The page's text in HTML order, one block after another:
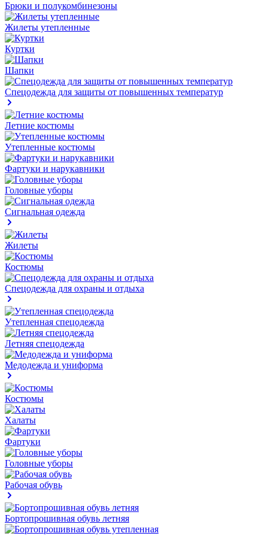
Брюки и полукомбинезоны
Жилеты утепленные
Куртки
Шапки
Спецодежда для защиты от повышенных температур
Летние костюмы
Утепленные костюмы
Фартуки и нарукавники
Головные уборы
Сигнальная одежда
Жилеты
Костюмы
Спецодежда для охраны и отдыха
Утепленная спецодежда
Летняя спецодежда
Медодежда и униформа
Костюмы
Халаты
Фартуки
Головные уборы
Рабочая обувь
Бортопрошивная обувь летняя